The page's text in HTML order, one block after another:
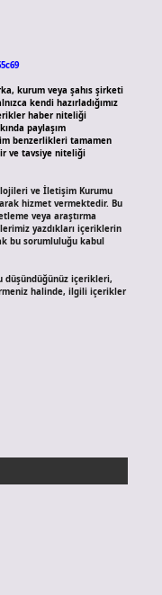
kurum veya şahıs şirketi
kendi hazırladığımız
haber niteliği
paylaşım
benzerlikleri tamamen
ve tavsiye niteliği
ve İletişim Kurumu
hizmet vermektedir. Bu
veya araştırma
yazdıkları içeriklerin
bu sorumluluğu kabul
düşündüğünüz içerikleri,
halinde, ilgili içerikler